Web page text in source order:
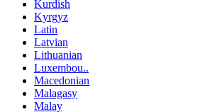
Kurdish
Kyrgyz
Latin
Latvian
Lithuanian
Luxembou..
Macedonian
Malagasy
Malay